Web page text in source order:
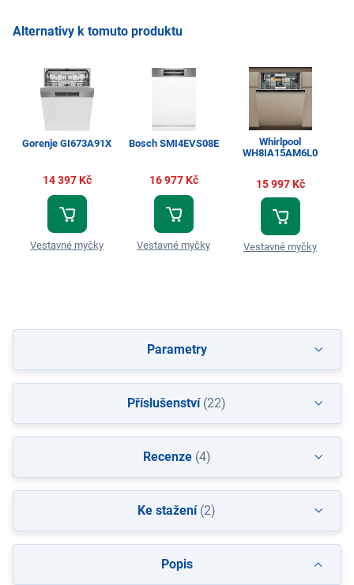
Alternativy k tomuto produktu
Gorenje GI673A91X
14 397 Kč
Vestavné myčky
Bosch SMI4EVS08E
16 977 Kč
Vestavné myčky
Whirlpool
WH8IA15AM6L0
15 997 Kč
Vestavné myčky
Popis
Parametry
Příslušenství(22)
Recenze(4)
Ke stažení(2)